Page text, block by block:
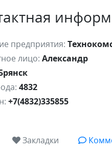
предприятия:
лицо: Александр
4832
+7(4832)335855
Закладки